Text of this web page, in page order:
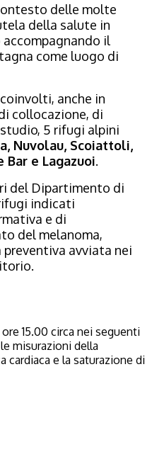
delle molte
della salute in
il
come luogo di
anche in
collocazione, di
5 rifugi alpini
Nuvolau, Scoiattoli,
Bar e Lagazuoi.
del Dipartimento di
indicati
e di
del melanoma,
preventiva avviata nei
15.00 circa nei seguenti
misurazioni della
cardiaca e la saturazione di